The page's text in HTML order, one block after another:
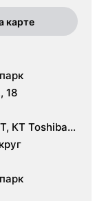
карте
18
КТ Toshiba